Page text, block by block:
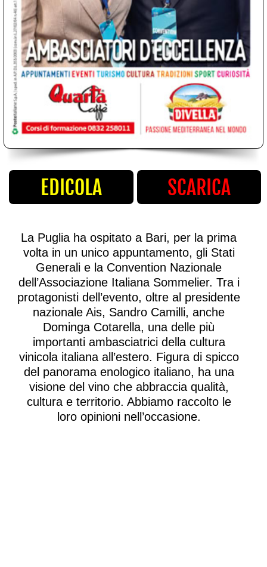
La Puglia ha ospitato a Bari, per la prima
volta in un unico appuntamento, gli Stati
Generali e la Convention Nazionale
dell’Associazione Italiana Sommelier. Tra i
protagonisti dell’evento, oltre al presidente
nazionale Ais,Sandro Camilli, anche
Dominga Cotarella, una delle più
importanti ambasciatrici della cultura
vinicola italiana all’estero. Figura di spicco
del panorama enologico italiano, ha una
visione del vino che abbraccia qualità,
loro opinioni nell’occasione.
AVANTI SALENTO!